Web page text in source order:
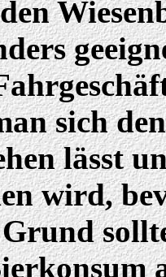
sich
lässt
wird,